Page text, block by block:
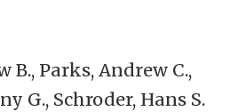
Parks, Andrew C.,
G., Schroder, Hans S.